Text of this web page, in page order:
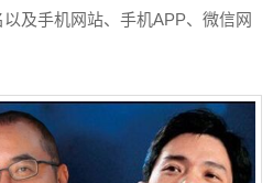
及手机网站、手机APP、微信网